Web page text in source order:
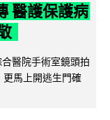
醫護保護病
醫院手術室鏡頭拍
馬上開逃生門確